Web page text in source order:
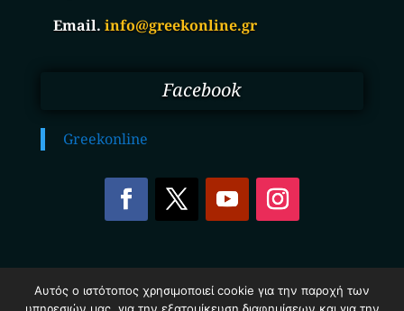
Email.info@greekonline.gr
Facebook
Greekonline
Επιχειρήσεων Ελλάδας – Greekonline.gr. All Rights
Αυτός ο ιστότοπος χρησιμοποιεί cookie για την παροχή των